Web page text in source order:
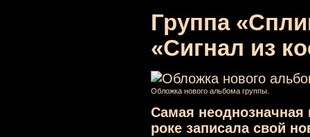
Группа
«Сигнал из
Обложка нового альбома группы.
Самая неоднозначная
роке записала свой